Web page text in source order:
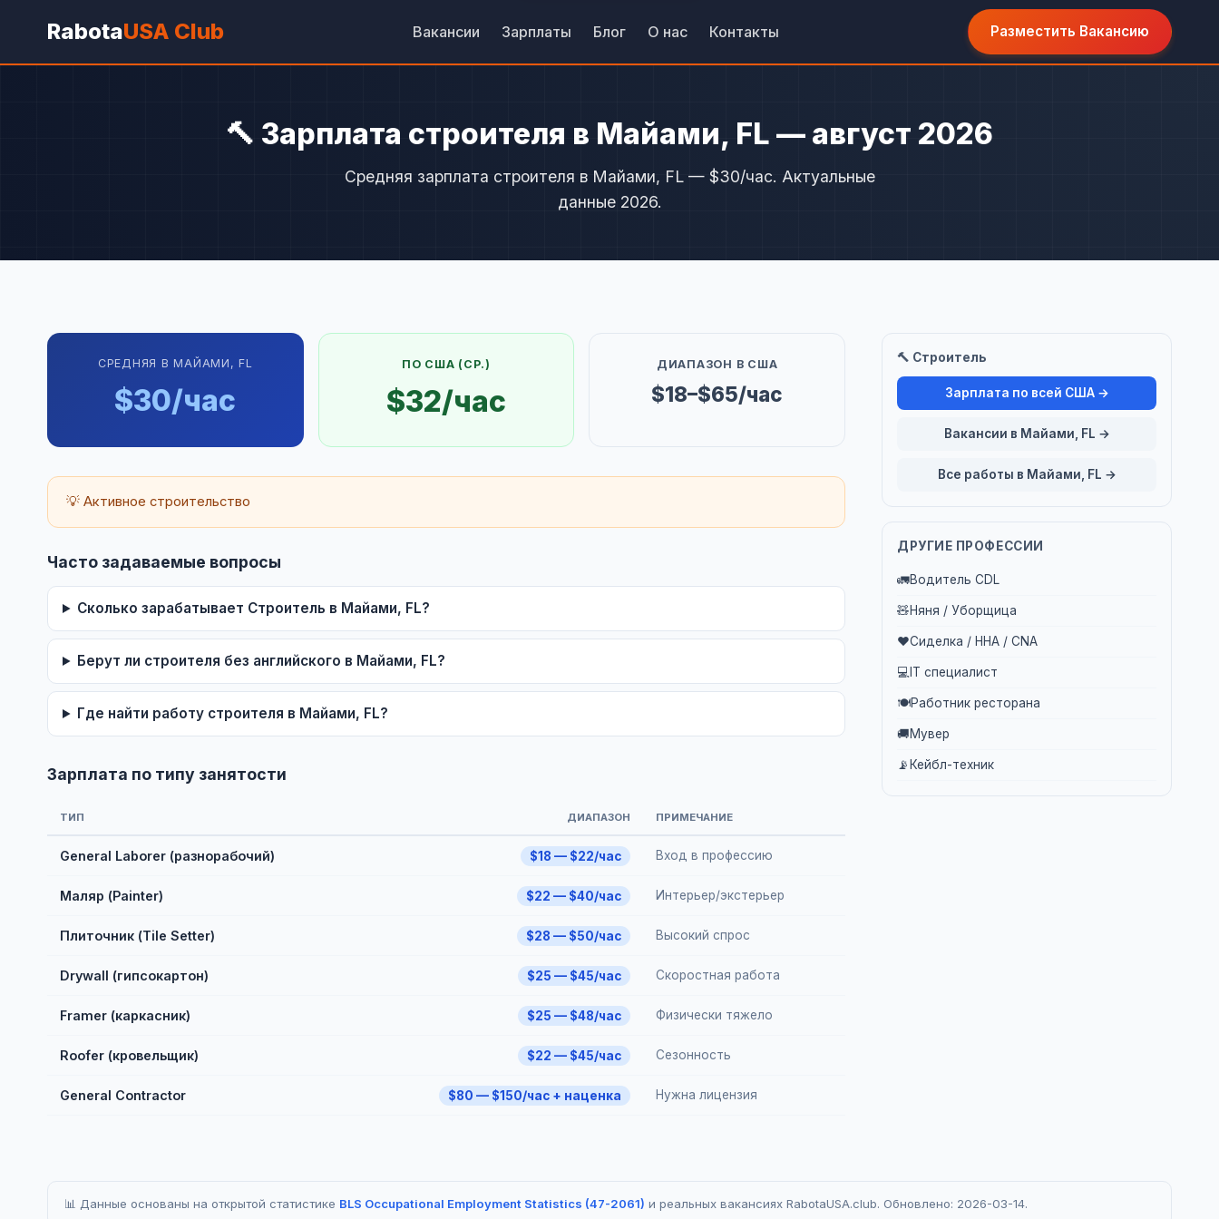
RabotaUSA Club Вакансии Зарплаты Блог О нас Контакты Разместить Вакансию
🔨 Зарплата строителя в Майами, FL — август 2026
Средняя зарплата строителя в Майами, FL — $30/час. Актуальные
данные 2026.
СРЕДНЯЯ В МАЙАМИ, FL
$30/час
ПО США (СР.)
$32/час
ДИАПАЗОН В США
$18–$65/час
💡 Активное строительство
Часто задаваемые вопросы
Сколько зарабатывает Строитель в Майами, FL?
Берут ли строителя без английского в Майами, FL?
Где найти работу строителя в Майами, FL?
Зарплата по типу занятости
ТИП ДИАПАЗОН ПРИМЕЧАНИЕ
General Laborer (разнорабочий) $18 — $22/час Вход в профессию
Maляр (Painter) $22 — $40/час Интерьер/экстерьер
Плиточник (Tile Setter) $28 — $50/час Высокий спрос
Drywall (гипсокартон) $25 — $45/час Скоростная работа
Framer (каркасник) $25 — $48/час Физически тяжело
Roofer (кровельщик) $22 — $45/час Сезонность
General Contractor $80 — $150/час + наценка Нужна лицензия
🔨 Строитель
Зарплата по всей США →
Вакансии в Майами, FL →
Все работы в Майами, FL →
ДРУГИЕ ПРОФЕССИИ
🚛Водитель CDL
🧸Няня / Уборщица
❤️Сиделка / HHA / CNA
💻 IT специалист
🍽️Работник ресторана
🚚Мувер
📡 Кейбл-техник
📊 Данные основаны на открытой статистике BLS Occupational Employment Statistics (47-2061) и реальных вакансиях RabotaUSA.club. Обновлено: 2026-03-14.